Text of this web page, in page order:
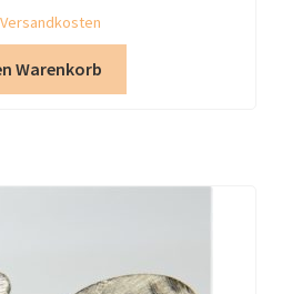
Versandkosten
Warenkorb